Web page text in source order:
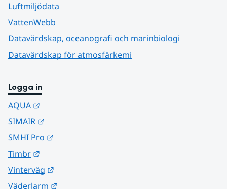
Luftmiljödata
VattenWebb
Datavärdskap, oceanografi och marinbiologi
Datavärdskap för atmosfärkemi
Logga in
AQUA
SIMAIR
SMHI Pro
Timbr
Vinterväg
Väderlarm